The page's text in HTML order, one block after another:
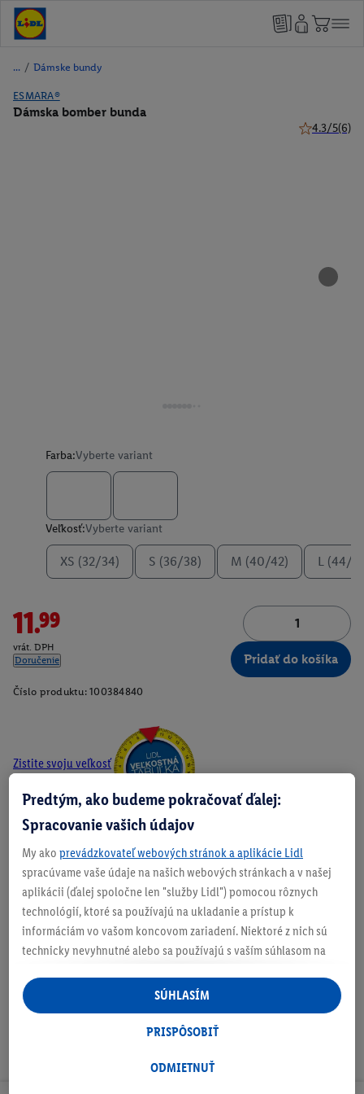
/ Dámske bundy
ESMARA®
Dámska bomber bunda
4.3/5(6)
Farba:Vyberte variant
Veľkosť:Vyberte variant
XS (32/34) S (36/38) M (40/42) L (44/
11.99
vrát. DPH
Doručenie
Pridať do košíka
Číslo produktu: 100384840
Zistite svoju veľkosť
O produkte
Predtým, ako budeme pokračovať ďalej:
Spracovanie vašich údajov
My ako prevádzkovateľ webových stránok a aplikácie Lidl
spracúvame vaše údaje na našich webových stránkach a v našej
aplikácii (ďalej spoločne len "služby Lidl") pomocou rôznych
technológií, ktoré sa používajú na ukladanie a prístup k
informáciám vo vašom koncovom zariadení. Niektoré z nich sú
technicky nevyhnutné alebo sa používajú s vaším súhlasom na
personalizovanú reklamu v rámci služieb Lidl aj mimo nich. Ak
ste účastníkom programu Lidl Plus, na tieto účely sa spracúvajú
aj údaje z vášho nákupného správania v obchode.
následne si vytvoríte účet Lidl Plus alebo sa prihlásite do svojho
ODMIETNUŤ
PRISPÔSOBIŤ
SÚHLASÍM